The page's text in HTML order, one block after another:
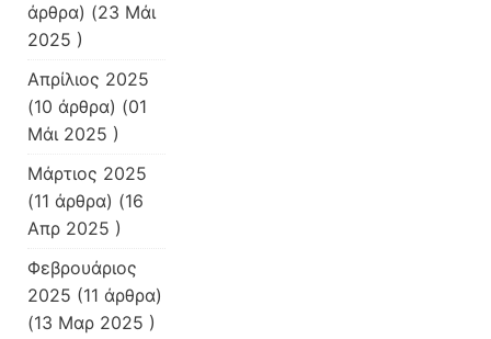
άρθρα) (23 Μάι
2025 )
Απρίλιος 2025
(10 άρθρα) (01
Μάι 2025 )
Μάρτιος 2025
(11 άρθρα) (16
Απρ 2025 )
Φεβρουάριος
2025 (11 άρθρα)
(13 Μαρ 2025 )